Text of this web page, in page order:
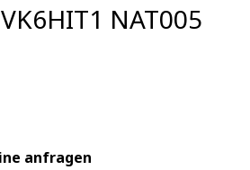
NAT005
anfragen